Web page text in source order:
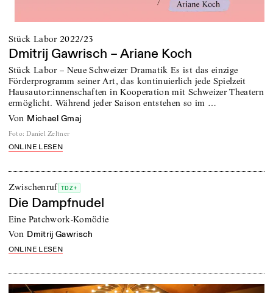
Stück Labor 2022/23
Dmitrij Gawrisch – Ariane Koch
Stück Labor – Neue Schweizer Dramatik Es ist das einzige
Förderprogramm seiner Art, das kontinuierlich jede Spielzeit
Hausautor:innenschaften in Kooperation mit Schweizer Theatern
ermöglicht. Während jeder Saison entstehen so im …
von Michael Gmaj
Foto: Daniel Zeltner
ONLINE LESEN
Zwischenruf TDZ+
Die Dampfnudel
Eine Patchwork-Komödie
von Dmitrij Gawrisch
ONLINE LESEN